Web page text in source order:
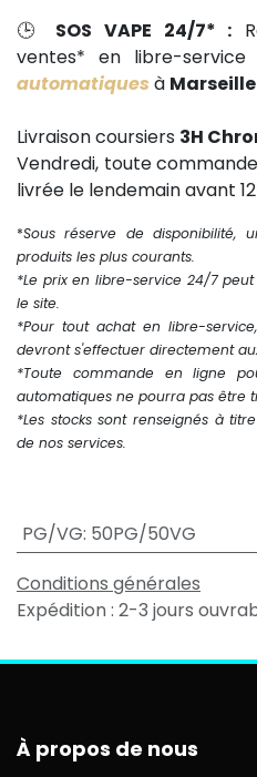
🕒 SOS VAPE 24/7* :
ventes* en libre-service
automatiques à
Livraison coursiers 3H
Vendredi, toute
livrée le lendemain avant
*Sous réserve de disponibilité,
produits les plus courants.
*Le prix en libre-service 24/7
le site.
*Pour tout achat en libre-
devront s'effectuer directement
*Toute commande en ligne
automatiques ne pourra pas être
*Les stocks sont renseignés à
de nos services.
PG/VG: 50PG/50VG
Conditions générales
Expédition : 2-3 jours
À propos de nous